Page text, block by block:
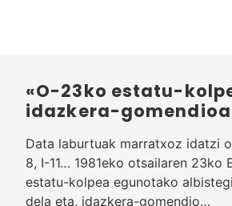
«O-23ko estatu-
idazkera-
Data laburtuak marratxoz idatzi
8, I-11… 1981eko otsailaren 23ko
estatu-kolpea egunotako
dela eta, idazkera-gomendio…